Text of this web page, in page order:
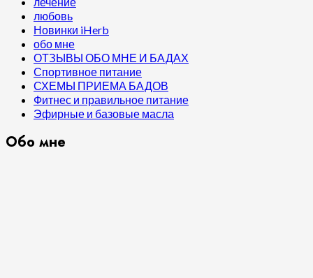
любовь
Новинки iHerb
обо мне
ОТЗЫВЫ ОБО МНЕ И БАДАХ
Спортивное питание
СХЕМЫ ПРИЕМА БАДОВ
Фитнес и правильное питание
Эфирные и базовые масла
Обо мне